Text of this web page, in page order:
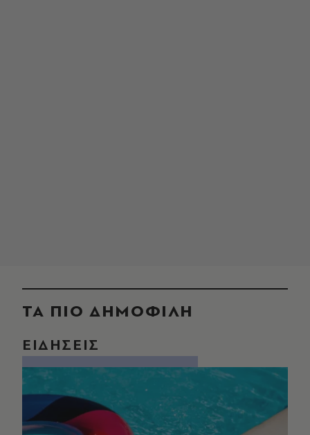
ΤΑ ΠΙΟ ΔΗΜΟΦΙΛΗ
ΕΙΔΗΣΕΙΣ